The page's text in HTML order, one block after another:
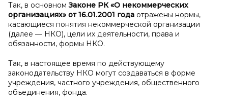
Так, в основномЗаконе РК «О некоммерческих
организациях» от 16.01.2001 года отражены нормы,
касающиеся понятия некоммерческой организации
(далее — НКО), цели их деятельности, права и
обязанности, формы НКО.
Так, в настоящее время по действующему
законодательству НКО могут создаваться в форме
учреждения, частного учреждения, общественного
объединения, фонда.